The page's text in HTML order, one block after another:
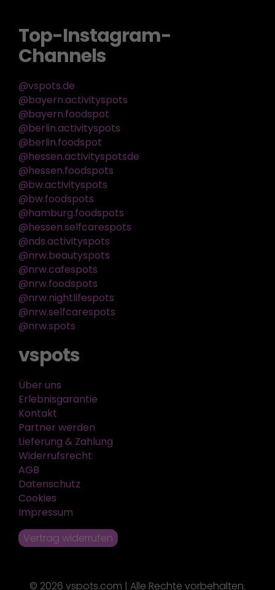
Top-Instagram-
Channels
@vspots.de
@bayern.activityspots
@bayern.foodspot
@berlin.activityspots
@berlin.foodspot
@hessen.activityspotsde
@hessen.foodspots
@bw.activityspots
@bw.foodspots
@hamburg.foodspots
@hessen.selfcarespots
@nds.activityspots
@nrw.beautyspots
@nrw.cafespots
@nrw.foodspots
@nrw.nightlifespots
@nrw.selfcarespots
@nrw.spots
vspots
Über uns
Erlebnisgarantie
Kontakt
Partner werden
Lieferung & Zahlung
Widerrufsrecht
AGB
Datenschutz
Cookies
Impressum
Vertrag widerrufen
© 2026 vspots.com | Alle Rechte vorbehalten.